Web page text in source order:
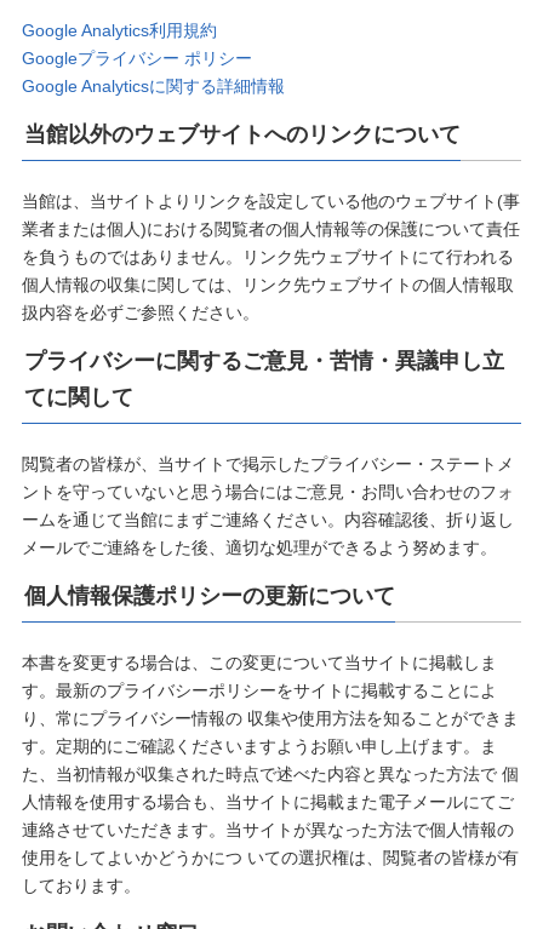
Google Analytics利用規約
Googleプライバシー ポリシー
Google Analyticsに関する詳細情報
当館以外のウェブサイトへのリンクについて
当館は、当サイトよりリンクを設定している他のウェブサイト(事
業者または個人)における閲覧者の個人情報等の保護について責任
を負うものではありません。リンク先ウェブサイトにて行われる
個人情報の収集に関しては、リンク先ウェブサイトの個人情報取
扱内容を必ずご参照ください。
プライバシーに関するご意見・苦情・異議申し立
てに関して
閲覧者の皆様が、当サイトで掲示したプライバシー・ステートメ
ントを守っていないと思う場合にはご意見・お問い合わせのフォ
ームを通じて当館にまずご連絡ください。内容確認後、折り返し
メールでご連絡をした後、適切な処理ができるよう努めます。
個人情報保護ポリシーの更新について
本書を変更する場合は、この変更について当サイトに掲載しま
す。最新のプライバシーポリシーをサイトに掲載することによ
り、常にプライバシー情報の 収集や使用方法を知ることができま
す。定期的にご確認くださいますようお願い申し上げます。ま
た、当初情報が収集された時点で述べた内容と異なった方法で 個
人情報を使用する場合も、当サイトに掲載また電子メールにてご
連絡させていただきます。当サイトが異なった方法で個人情報の
使用をしてよいかどうかにつ いての選択権は、閲覧者の皆様が有
しております。